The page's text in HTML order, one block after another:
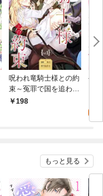
呪われ竜騎士様との約
束～冤罪で国を追われ
た孤独な魔術師は隣国
198
や
もっと見る